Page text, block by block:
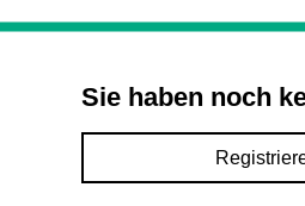
Sie haben noch